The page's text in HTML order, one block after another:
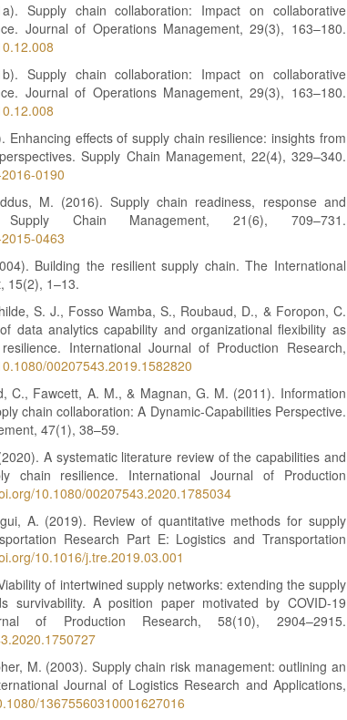
Supply chain collaboration: Impact on collaborative
Journal of Operations Management, 29(3), 163–180.
Supply chain collaboration: Impact on collaborative
Journal of Operations Management, 29(3), 163–180.
effects of supply chain resilience: insights from
Supply Chain Management, 22(4), 329–340.
0190
M. (2016). Supply chain readiness, response and
Chain Management, 21(6), 709–731.
0463
Building the resilient supply chain. The International
15(2), 1–13.
S. J., Fosso Wamba, S., Roubaud, D., & Foropon, C.
data analytics capability and organizational flexibility as
International Journal of Production Research,
00207543.2019.1582820
C., Fawcett, A. M., & Magnan, G. M. (2011). Information
chain collaboration: A Dynamic-Capabilities Perspective.
47(1), 38–59.
A systematic literature review of the capabilities and
chain resilience. International Journal of Production
10.1080/00207543.2020.1785034
A. (2019). Review of quantitative methods for supply
Research Part E: Logistics and Transportation
10.1016/j.tre.2019.03.001
of intertwined supply networks: extending the supply
survivability. A position paper motivated by COVID-19
of Production Research, 58(10), 2904–2915.
M. (2003). Supply chain risk management: outlining an
Journal of Logistics Research and Applications,
13675560310001627016